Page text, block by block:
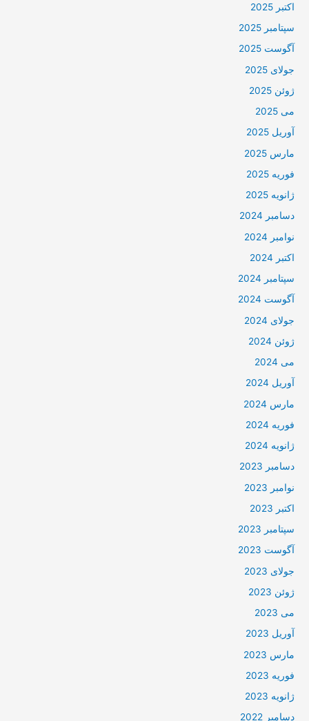
اکتبر 2025
سپتامبر 2025
آگوست 2025
جولای 2025
ژوئن 2025
می 2025
آوریل 2025
مارس 2025
فوریه 2025
ژانویه 2025
دسامبر 2024
نوامبر 2024
اکتبر 2024
سپتامبر 2024
آگوست 2024
جولای 2024
ژوئن 2024
می 2024
آوریل 2024
مارس 2024
فوریه 2024
ژانویه 2024
دسامبر 2023
نوامبر 2023
اکتبر 2023
سپتامبر 2023
آگوست 2023
جولای 2023
ژوئن 2023
می 2023
آوریل 2023
مارس 2023
فوریه 2023
ژانویه 2023
دسامبر 2022